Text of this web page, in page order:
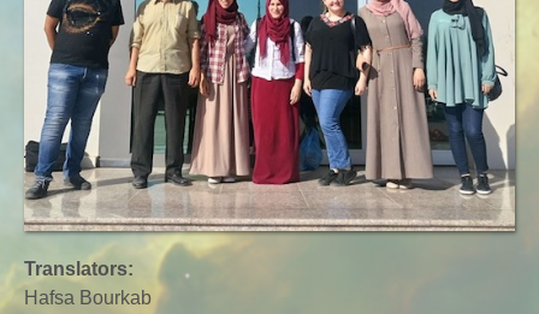
Translators:
Hafsa Bourkab